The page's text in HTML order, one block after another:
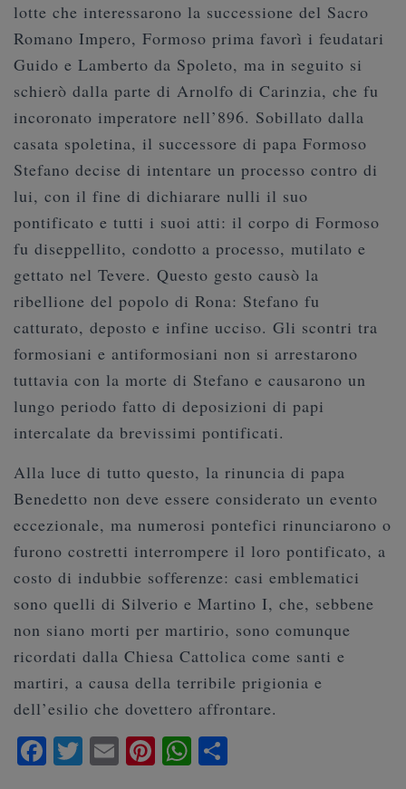
lotte che interessarono la successione del Sacro
Romano Impero, Formoso prima favorì i feudatari
Guido e Lamberto da Spoleto, ma in seguito si
schierò dalla parte di Arnolfo di Carinzia, che fu
incoronato imperatore nell’896. Sobillato dalla
casata spoletina, il successore di papa Formoso
Stefano decise di intentare un processo contro di
lui, con il fine di dichiarare nulli il suo
pontificato e tutti i suoi atti: il corpo di Formoso
fu diseppellito, condotto a processo, mutilato e
gettato nel Tevere. Questo gesto causò la
ribellione del popolo di Rona: Stefano fu
catturato, deposto e infine ucciso. Gli scontri tra
formosiani e antiformosiani non si arrestarono
tuttavia con la morte di Stefano e causarono un
lungo periodo fatto di deposizioni di papi
intercalate da brevissimi pontificati.
Alla luce di tutto questo, la rinuncia di papa
Benedetto non deve essere considerato un evento
eccezionale, ma numerosi pontefici rinunciarono o
furono costretti interrompere il loro pontificato, a
costo di indubbie sofferenze: casi emblematici
sono quelli di Silverio e Martino I, che, sebbene
non siano morti per martirio, sono comunque
ricordati dalla Chiesa Cattolica come santi e
martiri, a causa della terribile prigionia e
dell’esilio che dovettero affrontare.
F
T
E
Pi W